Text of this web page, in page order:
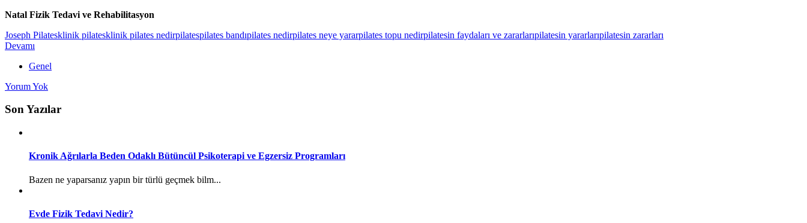
Natal Fizik Tedavi ve Rehabilitasyon
Joseph Pilatesklinik pilatesklinik pilates nedirpilatespilates bandıpilates nedirpilates neye yararpilates topu nedirpilatesin faydaları ve zararlarıpilatesin yararlarıpilatesin zararları
Devamı
Genel
Yorum Yok
Son Yazılar
Kronik Ağrılarla Beden Odaklı Bütüncül Psikoterapi ve Egzersiz Programları
Bazen ne yaparsanız yapın bir türlü geçmek bilm...
Evde Fizik Tedavi Nedir?